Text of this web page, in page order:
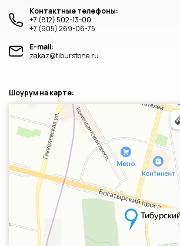
Контактные телефоны:
+7 (812) 502-13-00
+7 (905) 269-06-75
E-mail:
zakaz@tiburstone.ru
Шоурум на карте:
Санкт‑Петербург
Яндекс.Карты — транспорт, навигация, поиск мест